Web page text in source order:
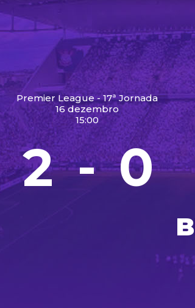
Premier League - 17ª Jornada
16 dezembro
15:00
2 - 0